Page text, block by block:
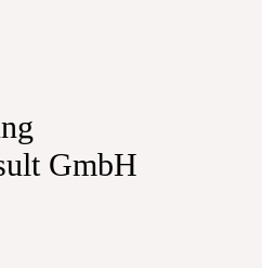
GmbH